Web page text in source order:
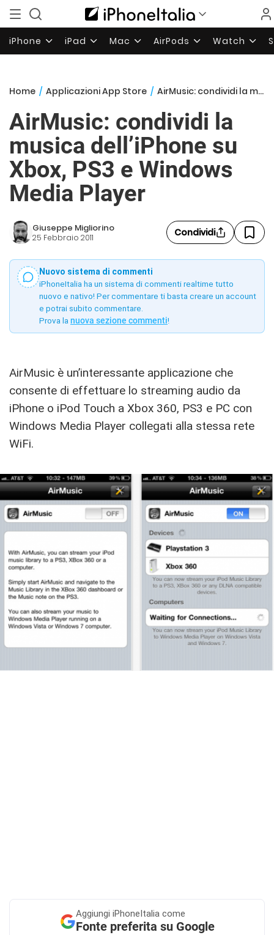
iPhone iPad Mac AirPods Watch
Home / Applicazioni App Store / AirMusic: condividi la musica dell’iPhone su Xbox, PS3 e Windows Media Player
AirMusic: condividi la
musica dell’iPhone su
Xbox, PS3 e Windows
Media Player
Giuseppe Migliorino
25 Febbraio 2011 Condividi
Nuovo sistema di commenti
iPhoneItalia ha un sistema di commenti realtime tutto
nuovo e nativo! Per commentare ti basta creare un account
e potrai subito commentare.
Prova la nuova sezione commenti!
AirMusic è un’interessante applicazione che
consente di effettuare lo streaming audio da
iPhone o iPod Touch a Xbox 360, PS3 e PC con
Windows Media Player collegati alla stessa rete
WiFi.
Aggiungi iPhoneItalia come
Fonte preferita su Google